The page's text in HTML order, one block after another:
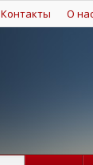
Контакты О